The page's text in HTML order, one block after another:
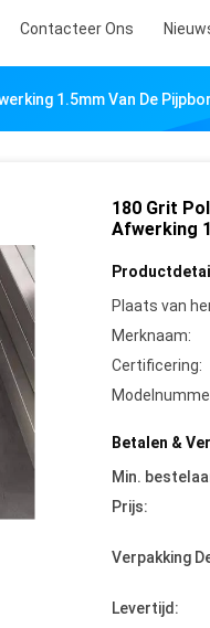
Contacteer Ons
1.5mm Van De
180 Grit
Afwerking
Plaats van
Merknaam:
Certificering:
Betalen &
Min.
Prijs:
Verpakking
Levertijd: